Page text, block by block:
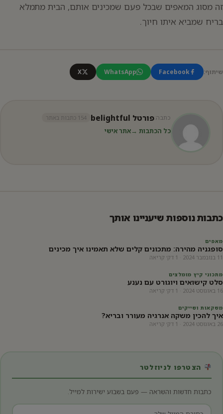
זה מסוג המאפים שבכל פעם שמכינים אותם, הבית מתמלא
בריח שמביא איתו חיוך.
שיתוף: Facebook
WhatsApp
X
כתבה:פורטל belightful 154 כתבות באתר
כל הכתבות →אתר אישי
כתבות נוספות שיעניינו אותך
מאפים
סופגניה מהירה: מתכונים קלים שלא תאמינו איך מכינים
11 בנובמבר 2024 · 1 דק׳ קריאה
מתכוני קיץ מומלצים
סלט קישואים ויוגורט עם נענע
16 באוגוסט 2024 · 1 דק׳ קריאה
משקאות ושייקים
איך להכין משקה אנרגיה מעורר ובריא?
26 באוגוסט 2024 · 1 דק׳ קריאה
הצטרפו לניוזלטר
כתבות חדשות והשראה — פעם בשבוע ישירות למייל.